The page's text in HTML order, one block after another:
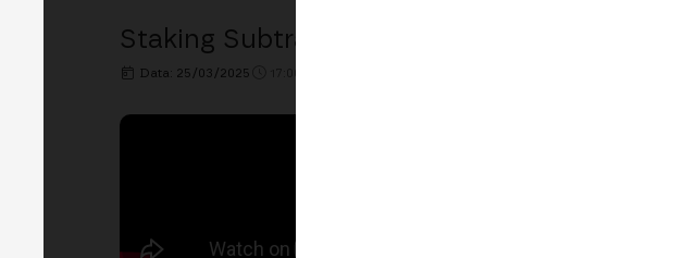
Staking Subtrack: "Club de Nodos and
Data: 25/03/2025